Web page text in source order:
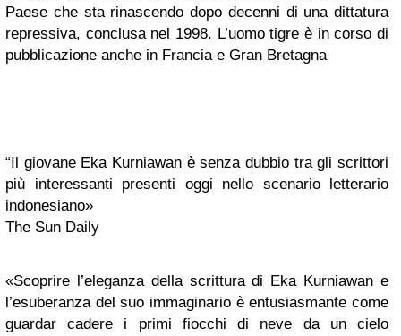
Paese che sta rinascendo dopo decenni di una dittatura
repressiva, conclusa nel 1998. L’uomo tigre è in corso di
pubblicazione anche in Francia e Gran Bretagna
“Il giovane Eka Kurniawan è senza dubbio tra gli scrittori
più interessanti presenti oggi nello scenario letterario
indonesiano»
The Sun Daily
«Scoprire l’eleganza della scrittura di Eka Kurniawan e
l’esuberanza del suo immaginario è entusiasmante come
guardar cadere i primi fiocchi di neve da un cielo